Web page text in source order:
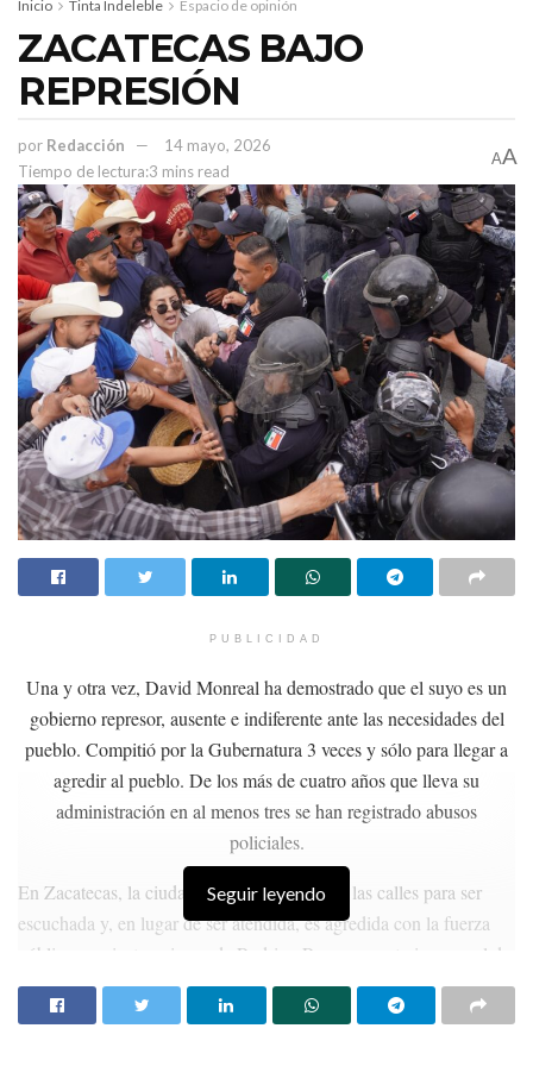
Inicio Tinta Indeleble Espacio de opinión
ZACATECAS BAJO
REPRESIÓN
por Redacción
14 mayo, 2026
Tiempo de lectura:3 mins read
AA
PUBLICIDAD
Una y otra vez, David Monreal ha demostrado que el suyo es un
gobierno represor, ausente e indiferente ante las necesidades del
pueblo. Compitió por la Gubernatura 3 veces y sólo para llegar a
agredir al pueblo. De los más de cuatro años que lleva su
administración en al menos tres se han registrado abusos
policiales.
En Zacatecas, la ciudadanía tiene que salir a las calles para ser
escuchada y, en lugar de ser atendida, es agredida con la fuerza
pública, por instrucciones de Rodrigo Reyes, secretario general de
Gobierno.
Seguir leyendo